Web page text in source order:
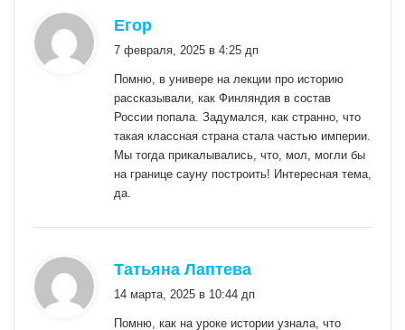
Егор
7 февраля, 2025 в 4:25 дп
Помню, в универе на лекции про историю
рассказывали, как Финляндия в состав
России попала. Задумался, как странно, что
такая классная страна стала частью империи.
Мы тогда прикалывались, что, мол, могли бы
на границе сауну построить! Интересная тема,
да.
Татьяна Лаптева
14 марта, 2025 в 10:44 дп
Помню, как на уроке истории узнала, что